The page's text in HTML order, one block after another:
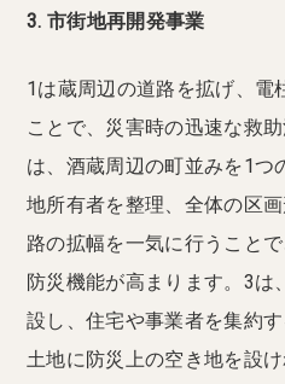
3. 市街地再開発事業
1は蔵周辺の道路を拡げ、電
ことで、災害時の迅速な救
は、酒蔵周辺の町並みを1つ
地所有者を整理、全体の区
路の拡幅を一気に行うこと
防災機能が高まります。3は
設し、住宅や事業者を集約
土地に防災上の空き地を設